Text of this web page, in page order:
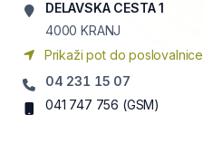
DELAVSKA CESTA 1
4000 KRANJ
Prikaži pot do poslovalnice
04 231 15 07
041 747 756 (GSM)